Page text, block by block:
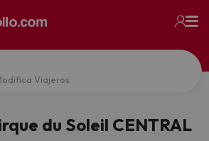
Viajeros
du Soleil CENTRAL